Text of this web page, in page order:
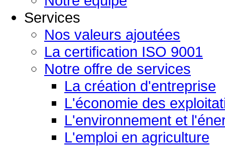
Services
Nos valeurs ajoutées
La certification ISO 9001
Notre offre de services
La création d'entreprise
L'économie des
L'environnement et
L'emploi en agriculture